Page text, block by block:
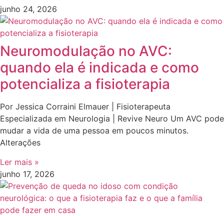
junho 24, 2026
Neuromodulação no AVC:
quando ela é indicada e como
potencializa a fisioterapia
Por Jessica Corraini Elmauer | Fisioterapeuta
Especializada em Neurologia | Revive Neuro Um AVC pode
mudar a vida de uma pessoa em poucos minutos.
Alterações
Ler mais »
junho 17, 2026